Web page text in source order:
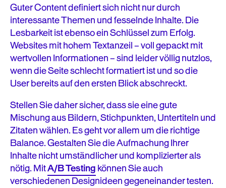
Guter Content definiert sich nicht nur durch
interessante Themen und fesselnde Inhalte. Die
Lesbarkeit ist ebenso ein Schlüssel zum Erfolg.
Websites mit hohem Textanzeil – voll gepackt mit
wertvollen Informationen – sind leider völlig nutzlos,
wenn die Seite schlecht formatiert ist und so die
User bereits auf den ersten Blick abschreckt.
Stellen Sie daher sicher, dass sie eine gute
Mischung aus Bildern, Stichpunkten, Untertiteln und
Zitaten wählen. Es geht vor allem um die richtige
Balance. Gestalten Sie die Aufmachung Ihrer
Inhalte nicht umständlicher und komplizierter als
nötig. MitA/B Testingkönnen Sie auch
verschiedenen Designideen gegeneinander testen.